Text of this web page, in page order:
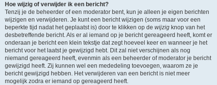
Hoe wijzig of verwijder ik een bericht?
Tenzij je de beheerder of een moderator bent, kun je alleen je eigen berichten
wijzigen en verwijderen. Je kunt een bericht wijzigen (soms maar voor een
beperkte tijd nadat het geplaatst is) door te klikken op de wijzig knop van het
desbetreffende bericht. Als er al iemand op je bericht gereageerd heeft, komt er
onderaan je bericht een klein tekstje dat zegt hoeveel keer en wanneer je het
bericht voor het laatst je gewijzigd hebt. Dit zal niet verschijnen als nog
niemand gereageerd heeft, evenmin als een beheerder of moderator je bericht
gewijzigd heeft. Zij kunnen wel een mededeling toevoegen, waarom ze je
bericht gewijzigd hebben. Het verwijderen van een bericht is niet meer
mogelijk zodra er iemand op gereageerd heeft.